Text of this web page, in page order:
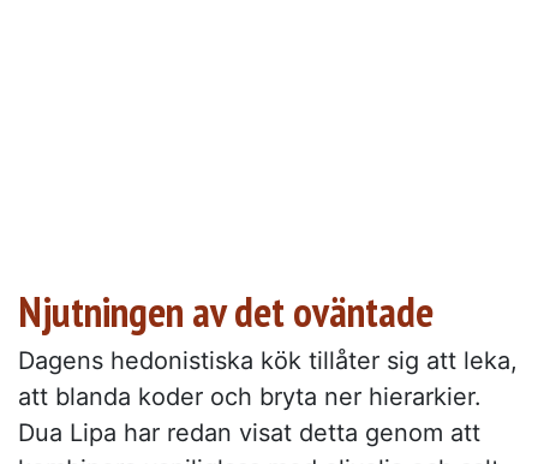
Njutningen av det oväntade
Dagens hedonistiska kök tillåter sig att leka,
att blanda koder och bryta ner hierarkier.
Dua Lipa har redan visat detta genom att